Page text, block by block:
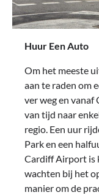
Huur Een Auto
Om het meeste
aan te raden om
ver weg en
van tijd naar
regio. Een uur
Park en een
Cardiff Airport is
wachten bij het
manier om de